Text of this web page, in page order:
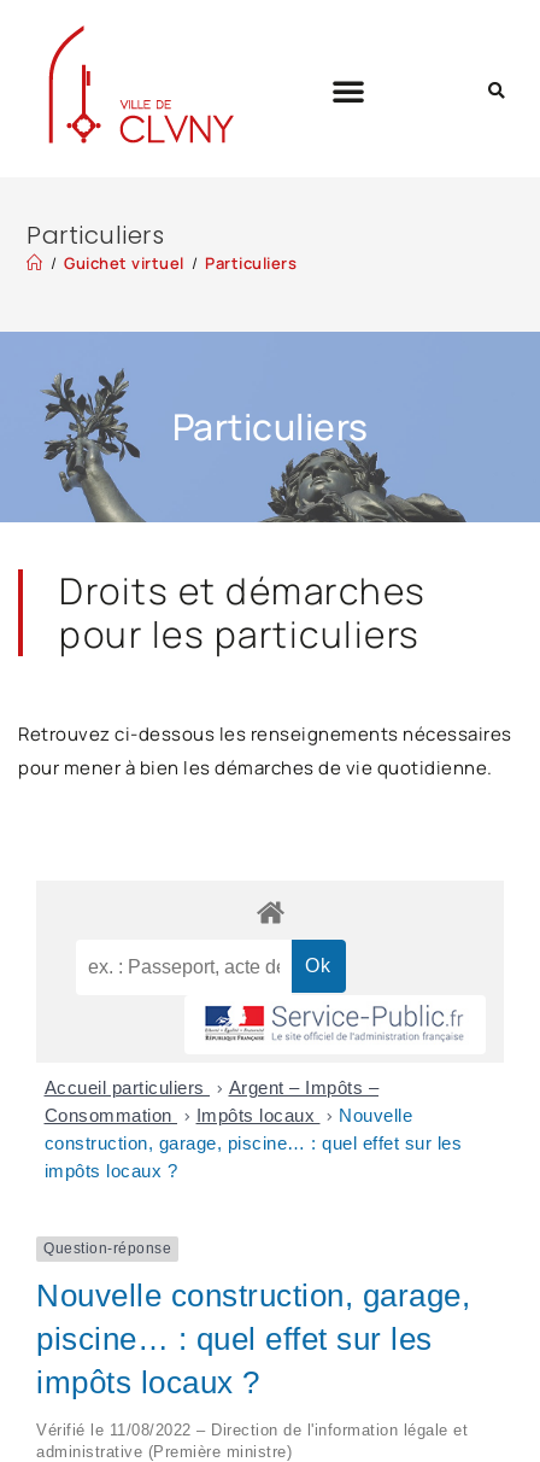
Particuliers
/ Guichet virtuel / Particuliers
Particuliers
Droits et démarches
pour les particuliers
Retrouvez ci-dessous les renseignements nécessaires
pour mener à bien les démarches de vie quotidienne.
Accueil particuliers > Argent – Impôts –
Consommation
> Impôts locaux > Nouvelle
construction, garage, piscine… : quel effet sur les
impôts locaux ?
Question-réponse
Nouvelle construction, garage,
piscine… : quel effet sur les
impôts locaux ?
Vérifié le 11/08/2022 – Direction de l'information légale et
administrative (Première ministre)